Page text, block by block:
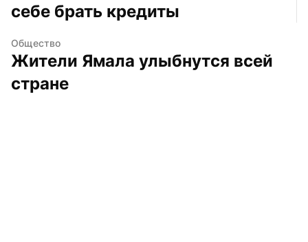
себе брать кредиты
Общество
Жители Ямала улыбнутся всей
стране